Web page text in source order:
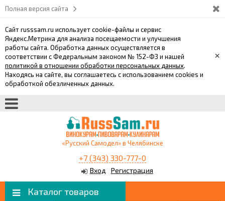
Полная версия сайта
Сайт russsam.ru использует cookie-файлы и сервис
Яндекс.Метрика для анализа посещаемости и улучшения
работы сайта. Обработка данных осуществляется в
соответствии с Федеральным законом № 152-ФЗ и нашей
политикой в отношении обработки персональных данных.
Находясь на сайте, вы соглашаетесь с использованием cookies и
обработкой обезличенных данных.
×
«Русский Самодел» в Челябинске
+7 (343) 330-777-0
Вход Регистрация
Каталог товаров